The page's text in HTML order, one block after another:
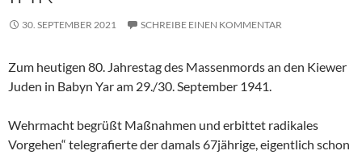
30. SEPTEMBER 2021 SCHREIBE EINEN KOMMENTAR
Zum heutigen 80. Jahrestag des Massenmords an den Kiewer
Juden in Babyn Yar am 29./30. September 1941.
Wehrmacht begrüßt Maßnahmen und erbittet radikales
Vorgehen“ telegrafierte der damals 67jährige, eigentlich schon